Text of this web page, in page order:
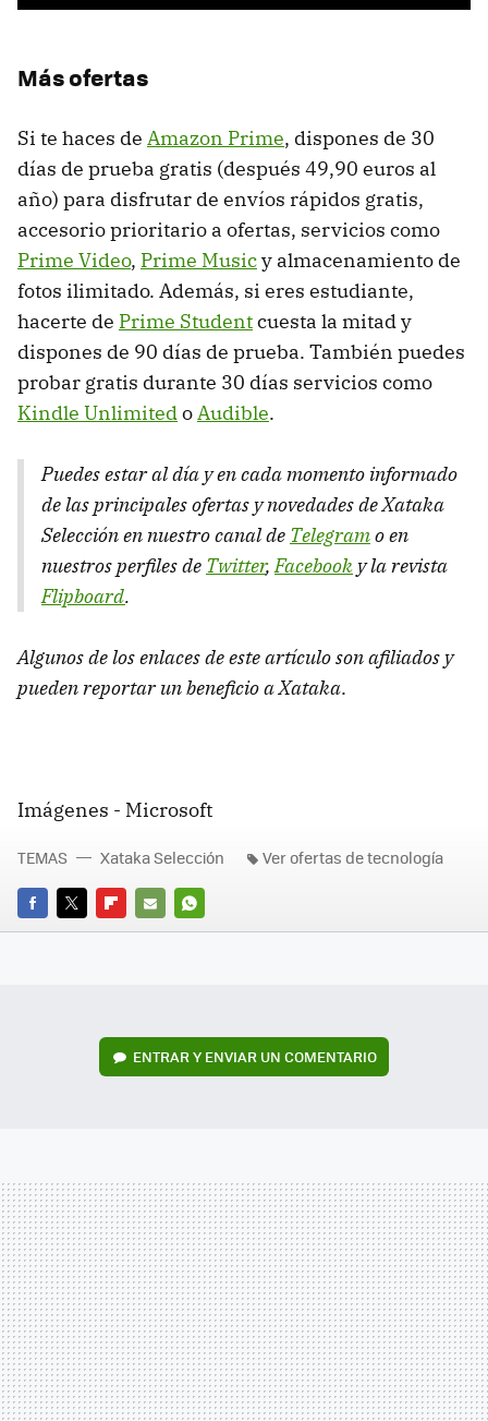
Más ofertas
Si te haces de Amazon Prime, dispones de 30
días de prueba gratis (después 49,90 euros al
año) para disfrutar de envíos rápidos gratis,
accesorio prioritario a ofertas, servicios como
Prime Video, Prime Musicy almacenamiento de
fotos ilimitado. Además, si eres estudiante,
hacerte de Prime Studentcuesta la mitad y
dispones de 90 días de prueba. También puedes
probar gratis durante 30 días servicios como
Kindle UnlimitedoAudible.
Puedes estar al día y en cada momento informado
de las principales ofertas y novedades de Xataka
Selección en nuestro canal de Telegramo en
nuestros perfiles de Twitter,Facebook y la revista
Flipboard.
Algunos de los enlaces de este artículo son afiliados y
pueden reportar un beneficio a Xataka.
Imágenes - Microsoft
FACEBOOK
TWITTERFLIPBOARD
E-
WHATSAPP
TEMAS Xataka Selección Ver ofertas de tecnología
ENTRAR Y ENVIAR UN COMENTARIO